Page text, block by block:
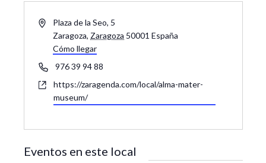
D
e
c
Plaza de la Seo, 5
Zaragoza, Zaragoza 50001 España
Cómo llegar
T
e
l
o
o
976 39 94 88
W
t
https://zaragenda.com/local/alma-mater-
museum/
Eventos en este local